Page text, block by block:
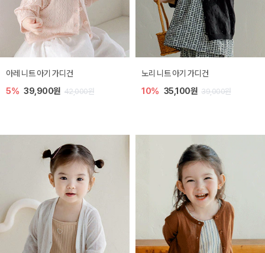
[SIZE ~6Y] 로메이 라운지 셋업
10% 23,400원 26,000원
밀라 아기 원피스
20% 27,200원 34,000원